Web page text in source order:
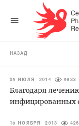
НАЗАД
09 ИЮЛЯ 2014 9833
Благодаря
инфицированных
18 НОЯБРЯ 2013